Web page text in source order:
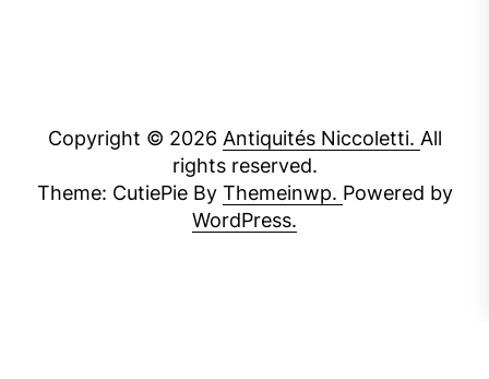
Copyright © 2026 Antiquités Niccoletti. All
rights reserved.
Theme: CutiePie By Themeinwp. Powered by
WordPress.